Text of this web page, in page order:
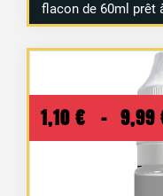
flacon de 60ml prêt
1,10 € – 9,99